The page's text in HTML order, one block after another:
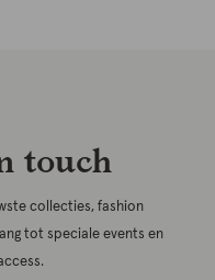
touch
collecties, fashion
tot speciale events en